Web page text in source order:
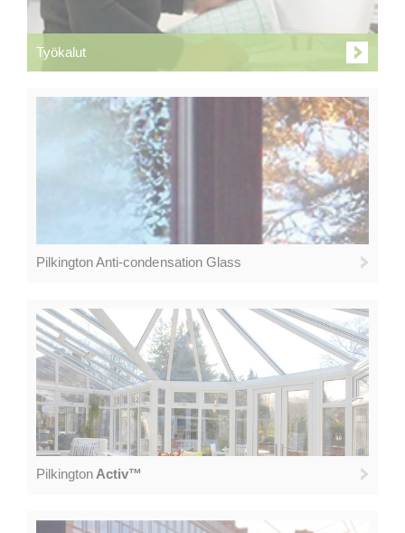
Työkalut
Pilkington Anti-condensation Glass
PilkingtonActiv™